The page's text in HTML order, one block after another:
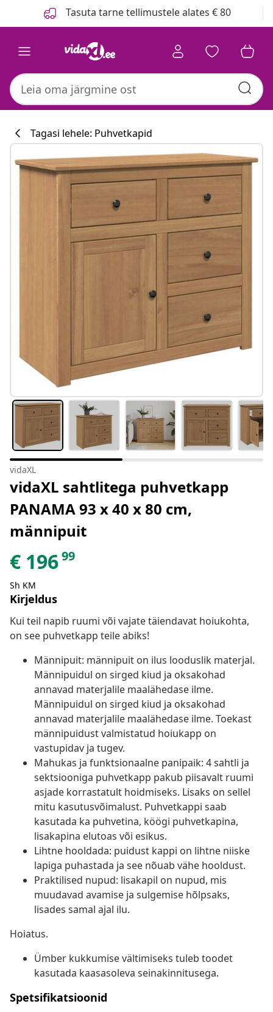
Tasuta tarne tellimustele alates € 80
#sharemevidaxl
Tagasi lehele: Puhvetkapid
vidaXL
vidaXL sahtlitega puhvetkapp
PANAMA 93 x 40 x 80 cm,
männipuit
€ 19699
Sh KM
Kirjeldus
Kui teil napib ruumi või vajate täiendavat hoiukohta,
on see puhvetkapp teile abiks!
Männipuit: männipuit on ilus looduslik materjal.
Männipuidul on sirged kiud ja oksakohad
annavad materjalile maalähedase ilme.
Männipuidul on sirged kiud ja oksakohad
annavad materjalile maalähedase ilme. Toekast
männipuidust valmistatud hoiukapp on
vastupidav ja tugev.
Mahukas ja funktsionaalne panipaik: 4 sahtli ja
sektsiooniga puhvetkapp pakub piisavalt ruumi
asjade korrastatult hoidmiseks. Lisaks on sellel
mitu kasutusvõimalust. Puhvetkappi saab
kasutada ka puhvetina, köögi puhvetkapina,
lisakapina elutoas või esikus.
Lihtne hooldada: puidust kappi on lihtne niiske
lapiga puhastada ja see nõuab vähe hooldust.
Praktilised nupud: lisakapil on nupud, mis
muudavad avamise ja sulgemise hõlpsaks,
lisades samal ajal ilu.
Hoiatus.
Ümber kukkumise vältimiseks tuleb toodet
kasutada kaasasoleva seinakinnitusega.
Spetsifikatsioonid